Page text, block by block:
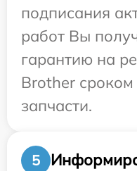
подписания
работ Вы
гарантию на
Brother
запчасти.
5